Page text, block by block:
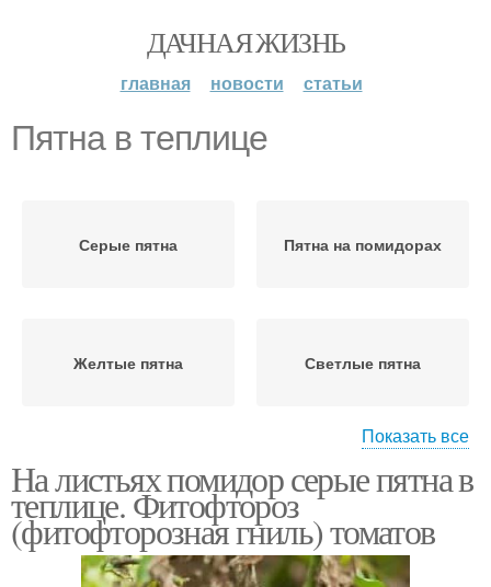
ДАЧНАЯ ЖИЗНЬ
главная новости статьи
Пятна в теплице
Серые пятна Пятна на помидорах
Желтые пятна Светлые пятна
Пятна на листьях Томаты в теплице
Показать все
На листьях помидор серые пятна в
теплице. Фитофтороз
(фитофторозная гниль) томатов